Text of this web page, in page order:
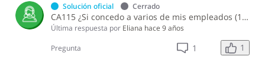
Solución oficial Cerrado
CA115 ¿Si concedo a varios de mis empleados (10 o más) el mismo beneficio en especie puedo considerar el gasto como una retribución complementaria independientemente de la cantidad de empleados que lo reciban?
Última respuesta por Eliana hace 9 años
Pregunta 1 1